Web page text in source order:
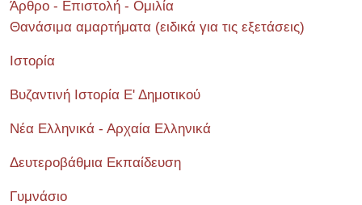
Άρθρο - Επιστολή - Ομιλία
Θανάσιμα αμαρτήματα (ειδικά για τις εξετάσεις)
Ιστορία
Βυζαντινή Ιστορία Ε' Δημοτικού
Νέα Ελληνικά - Αρχαία Ελληνικά
Δευτεροβάθμια Εκπαίδευση
Γυμνάσιο